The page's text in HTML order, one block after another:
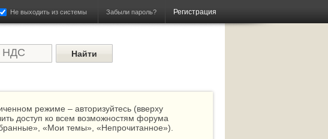
Забыли пароль? Регистрация
Не выходить из системы
режиме – авторизуйтесь (вверху
доступ ко всем возможностям форума
«Мои темы», «Непрочитанное»).